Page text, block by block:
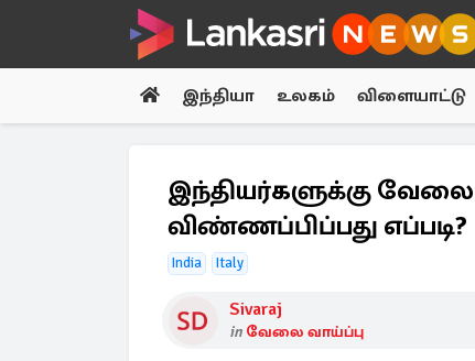
இந்தியா உலகம் விளையாட்டு
இந்தியர்களுக்கு
விண்ணப்பிப்பது எப்படி?
India Italy
Sivaraj
in வேலை வாய்ப்பு